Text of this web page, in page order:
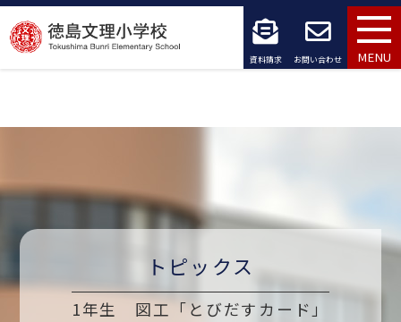
コ
ン
ン
へ
ス
ッ
資料請求 お問い合わせ MENU
トピックス
1年生 図工「とびだすカード」